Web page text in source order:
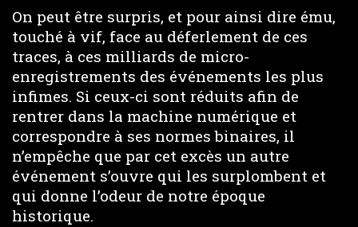
On peut être surpris, et pour ainsi dire ému,
touché à vif, face au déferlement de ces
traces, à ces milliards de micro-
enregistrements des événements les plus
infimes. Si ceux-ci sont réduits afin de
rentrer dans la machine numérique et
correspondre à ses normes binaires, il
n’empêche que par cet excès un autre
événement s’ouvre qui les surplombent et
qui donne l’odeur de notre époque
historique.